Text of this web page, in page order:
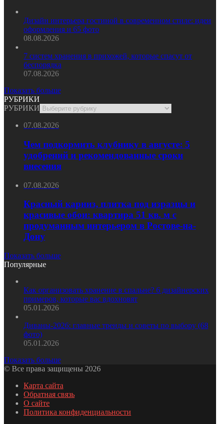
Дизайн интерьера гостиной в современном стиле: идеи
оформления и 65 фото
08.08.2026
7 систем хранения в прихожей, которые спасут от
беспорядка
07.08.2026
Показать больше
РУБРИКИ
РУБРИКИ
07.08.2026
Чем подкормить клубнику в августе: 5
удобрений и рекомендованные сроки
внесения
07.08.2026
Красный карниз, плитка под изразцы и
красивые обои: квартира 51 кв. м с
продуманным интерьером в Ростове-на-
Дону
Показать больше
Популярные
Как организовать хранение в спальне? 6 дизайнерских
примеров, которые вас вдохновят
05.01.2026
Диваны-2026: главные тренды и советы по выбору (68
фото)
05.01.2026
Показать больше
© Все права защищены 2026
Карта сайта
Обратная связь
О сайте
Политика конфиденциальности